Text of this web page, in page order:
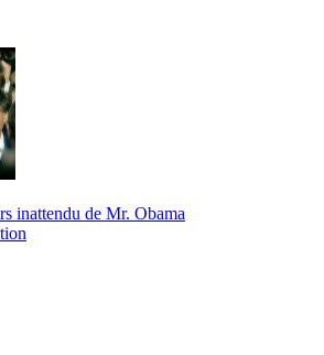
inattendu de Mr. Obama